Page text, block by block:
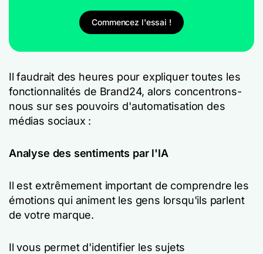
Commencez l'essai !
Il faudrait des heures pour expliquer toutes les
fonctionnalités de Brand24, alors concentrons-
nous sur ses pouvoirs d'automatisation des
médias sociaux :
Analyse des sentiments par l'IA
Il est extrêmement important de comprendre les
émotions qui animent les gens lorsqu'ils parlent
de votre marque.
Il vous permet d'identifier les sujets